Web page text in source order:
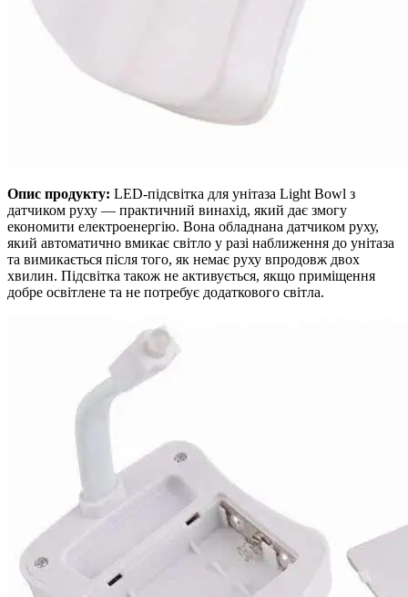
Опис продукту: LED-підсвітка для унітаза Light Bowl з
датчиком руху — практичний винахід, який дає змогу
економити електроенергію. Вона обладнана датчиком руху,
який автоматично вмикає світло у разі наближення до унітаза
та вимикається після того, як немає руху впродовж двох
хвилин. Підсвітка також не активується, якщо приміщення
добре освітлене та не потребує додаткового світла.